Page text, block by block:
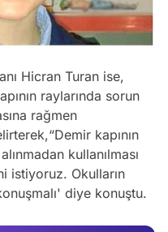
Hicran Turan ise,
raylarında sorun
rağmen
kapının
kullanılması
istiyoruz. Okulların
diye konuştu.
Test